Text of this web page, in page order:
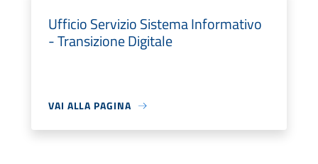
Ufficio Servizio Sistema Informativo
- Transizione Digitale
VAI ALLA PAGINA